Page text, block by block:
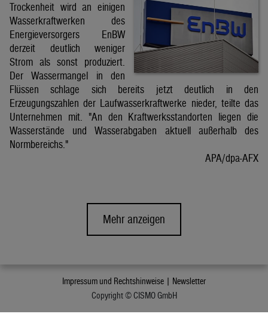
Trockenheit wird an einigen
Wasserkraftwerken des
Energieversorgers EnBW
derzeit deutlich weniger
Strom als sonst produziert.
Der Wassermangel in den
Flüssen schlage sich bereits jetzt deutlich in den
Erzeugungszahlen der Laufwasserkraftwerke nieder, teilte das
Unternehmen mit. "An den Kraftwerksstandorten liegen die
Wasserstände und Wasserabgaben aktuell außerhalb des
Normbereichs."
APA/dpa-AFX
Mehr anzeigen
Impressum und Rechtshinweise | Newsletter
Copyright © CISMO GmbH